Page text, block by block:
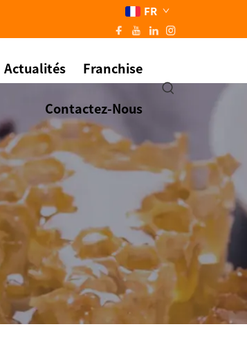
FR
Actualités Franchise
Contactez-Nous